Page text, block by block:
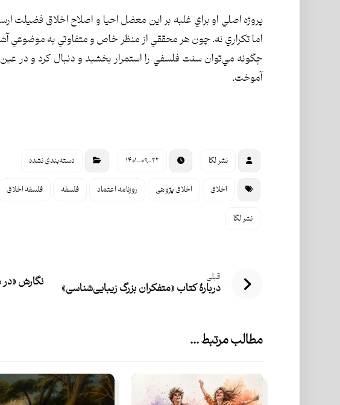
پروژه اصلي او براي غلبه بر اين معضل احيا و اصلاح اخلاق فضيلت
اما تكراري نه. چون هر محققي از منظر خاص و متفاوتي به موضوعي
چگونه مي‌توان سنت فلسفي را استمرار بخشيد و دنبال كرد و در عين
آموخت.
نشر لگا ۱۴۰۱-۰۹-۲۲ دسته‌بندی نشده
اخلاق اخلاق پژوهی روزنامه اعتماد فلسفه فلسفه اخلاق
نشر لگا
قبلی
دربارۀ کتاب «متفكران بزرگ زيبايی‌شناسی»
نگارش «در
مطالب مرتبط ...